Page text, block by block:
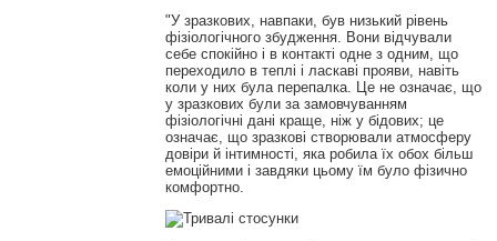
"У зразкових, навпаки, був низький рівень
фізіологічного збудження. Вони відчували
себе спокійно і в контакті одне з одним, що
переходило в теплі і ласкаві прояви, навіть
коли у них була перепалка. Це не означає, що
у зразкових були за замовчуванням
фізіологічні дані краще, ніж у бідових; це
означає, що зразкові створювали атмосферу
довіри й інтимності, яка робила їх обох більш
емоційними і завдяки цьому їм було фізично
комфортно.